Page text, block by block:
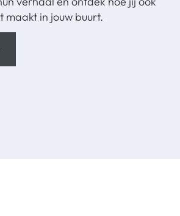
maakt in jouw buurt.